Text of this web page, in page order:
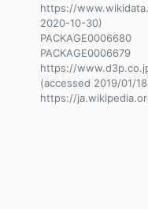
https://
2020-10-30)
PACKAGE0006680
PACKAGE0006679
https://
(accessed 2019/01/
https://